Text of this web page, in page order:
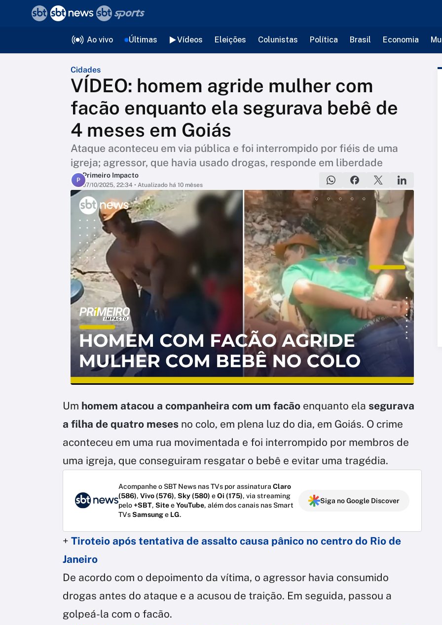
Ao vivo Últimas Vídeos Eleições Colunistas Política Brasil Economia
Cidades
VÍDEO: homem agride mulher com
facão enquanto ela segurava bebê de
4 meses em Goiás
Ataque aconteceu em via pública e foi interrompido por fiéis de uma
igreja; agressor, que havia usado drogas, responde em liberdade
P
Primeiro Impacto
07/10/2025, 22:34 • Atualizado há 10 mêses
Um homem atacou a companheira com um facão enquanto ela segurava
a filha de quatro meses no colo, em plena luz do dia, em Goiás. O crime
aconteceu em uma rua movimentada e foi interrompido por membros de
uma igreja, que conseguiram resgatar o bebê e evitar uma tragédia.
Acompanhe o SBT News nas TVs por assinatura Claro
(586), Vivo (576), Sky (580) eOi (175), via streaming
pelo+SBT, SiteeYouTube, além dos canais nas Smart
TVsSamsunge LG.
Siga no Google Discover
+ Tiroteio após tentativa de assalto causa pânico no centro do Rio de
Janeiro
De acordo com o depoimento da vítima, o agressor havia consumido
drogas antes do ataque e a acusou de traição. Em seguida, passou a
golpeá-la com o facão.
voltar
Editorias